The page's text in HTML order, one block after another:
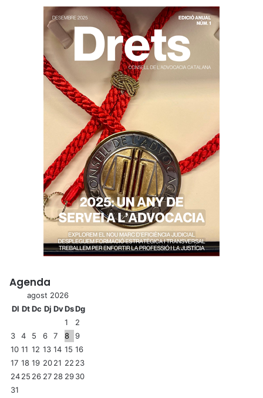
Agenda
agost 2026
Dl DtDc Dj DvDsDg
1
2
3
4 5 6 7 8
9
10 11 12 13 14 15 16
17 18 19 2021 22 23
2425 26 27 28 2930
31